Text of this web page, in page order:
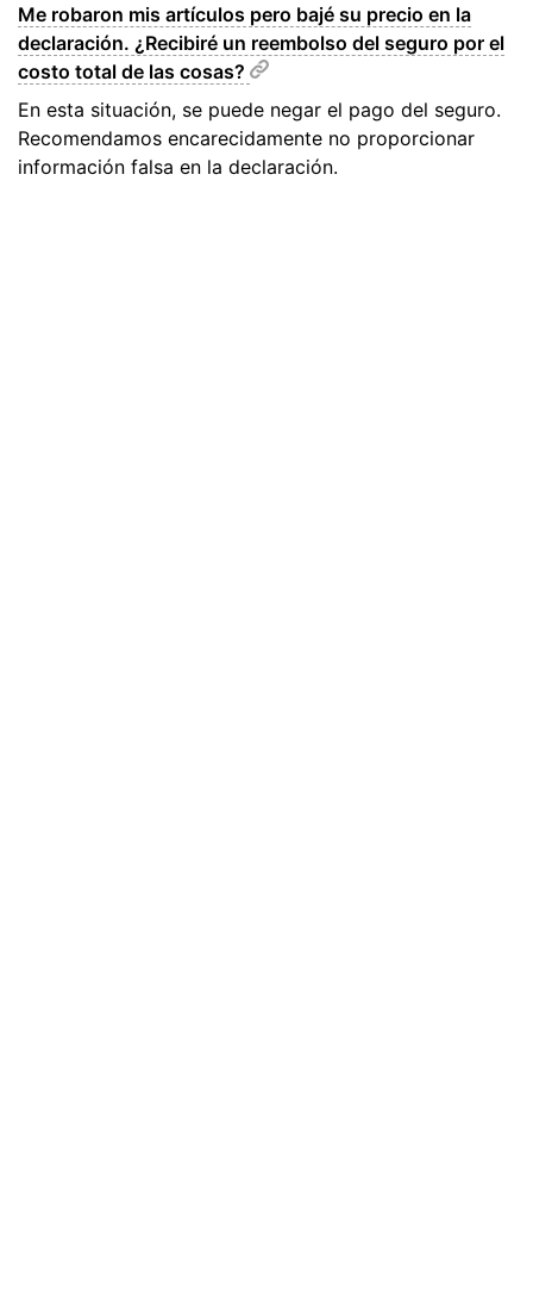
Me robaron mis artículos pero bajé su precio en la
declaración. ¿Recibiré un reembolso del seguro por el
costo total de las cosas?
En esta situación, se puede negar el pago del seguro.
Recomendamos encarecidamente no proporcionar
información falsa en la declaración.